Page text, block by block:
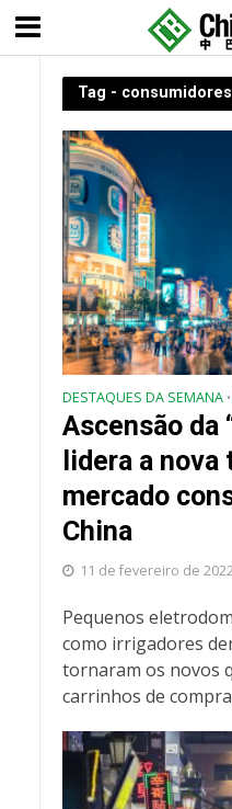
Tag - consumidores
DESTAQUES DA SEMANA •
Ascensão da
lidera a
mercado
China
11 de fevereiro de
Pequenos
como irrigadores
tornaram os novos
carrinhos de